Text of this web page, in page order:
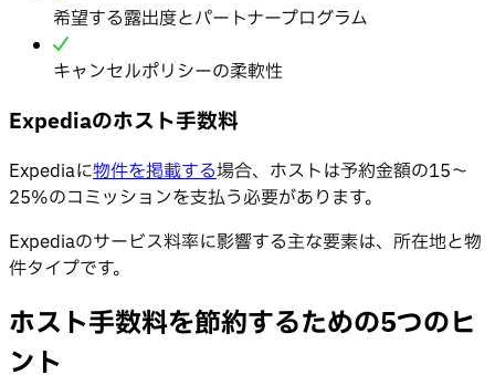
希望する露出度とパートナープログラム
キャンセルポリシーの柔軟性
Expediaのホスト手数料
Expediaに物件を掲載する場合、ホストは予約金額の15〜
25%のコミッションを支払う必要があります。
Expediaのサービス料率に影響する主な要素は、所在地と物
件タイプです。
ホスト手数料を節約するための5つのヒ
ント